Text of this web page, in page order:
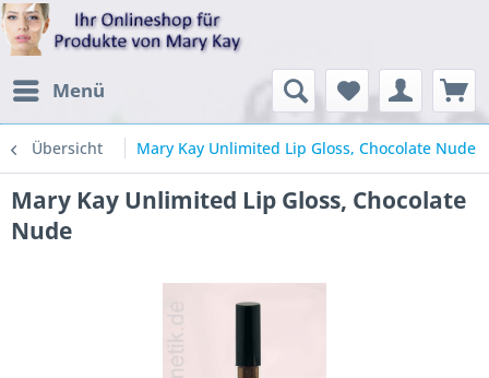
Menü
Übersicht Mary Kay Unlimited Lip Gloss, Chocolate Nude
Mary Kay Unlimited Lip Gloss, Chocolate
Nude